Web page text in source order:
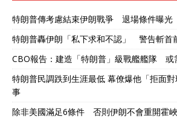
特朗普傳考慮結束伊朗戰爭 退場條件曝光
特朗普轟伊朗「私下求和不認」 警告斬首
CBO報告：建造「特朗普」級戰艦艦隊 或
特朗普民調跌到生涯最低 幕僚爆他「拒面
事
除非美國滿足6條件 否則伊朗不會重開霍峽